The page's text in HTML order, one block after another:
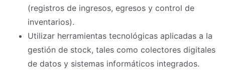
(registros de ingresos, egresos y control de
inventarios).
Utilizar herramientas tecnológicas aplicadas a la
gestión de stock, tales como colectores digitales
de datos y sistemas informáticos integrados.